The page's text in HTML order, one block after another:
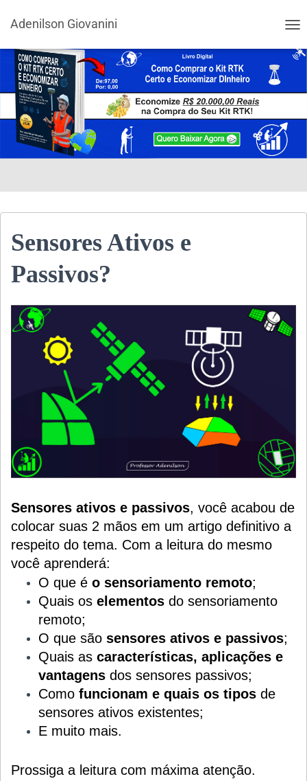
Adenilson Giovanini
Sensores Ativos e
Passivos?
Sensores ativos e passivos, você acabou de
colocar suas 2 mãos em um artigo definitivo a
respeito do tema. Com a leitura do mesmo
você aprenderá:
O que é o sensoriamento remoto;
Quais os elementos do sensoriamento
remoto;
O que são sensores ativos e passivos;
Quais as características, aplicações e
vantagens dos sensores passivos;
Como funcionam e quais os tipos de
sensores ativos existentes;
E muito mais.
Prossiga a leitura com máxima atenção.